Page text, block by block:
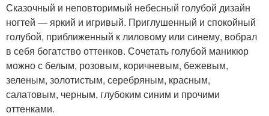
Сказочный и неповторимый небесный голубой дизайн
ногтей — яркий и игривый. Приглушенный и спокойный
голубой, приближенный к лиловому или синему, вобрал
в себя богатство оттенков. Сочетать голубой маникюр
можно с белым, розовым, коричневым, бежевым,
зеленым, золотистым, серебряным, красным,
салатовым, черным, глубоким синим и прочими
оттенками.